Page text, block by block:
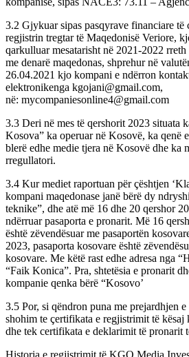
3.2 Gjykuar sipas pasqyrave financiare
regjistrin tregtar të Maqedonisë Veriore,
qarkulluar mesatarisht në 2021-2022
me denarë maqedonas, shprehur në
26.04.2021 kjo kompani e ndërron
elektronikenga kgojani@gmail.com,
në: mycompaniesonline4@gmail.com
3.3 Deri në mes të qershorit 2023 situata
Kosova” ka operuar në Kosovë, ka qenë
blerë edhe medie tjera në Kosovë dhe ka
rregullatori.
3.4 Kur mediet raportuan për çështjen
kompani maqedonase janë bërë dy
teknike”, dhe atë më 16 dhe 20 qershor
ndërruar pasaporta e pronarit. Më 16
është zëvendësuar me pasaportën
2023, pasaporta kosovare është
kosovare. Me këtë rast edhe adresa nga
“Faik Konica”. Pra, shtetësia e pronarit
kompanie qenka bërë “Kosovo’
3.5 Por, si qëndron puna me prejardhjen
shohim te çertifikata e regjistrimit të kësaj
dhe tek certifikata e deklarimit të pronarit
Historia e regjistrimit të KGO Media